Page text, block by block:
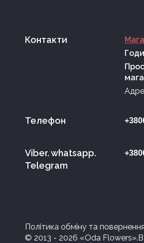
Контакти
Телефон
Viber. whatsapp.
Telegram
Політика обміну та
© 2013 - 2026 «Oda Flowers».